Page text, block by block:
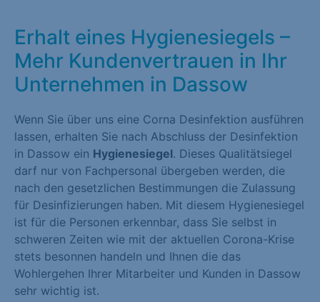
Erhalt eines Hygienesiegels –
Mehr Kundenvertrauen in Ihr
Unternehmen in Dassow
Wenn Sie über uns eine Corna Desinfektion ausführen
lassen, erhalten Sie nach Abschluss der Desinfektion
in Dassow ein Hygienesiegel. Dieses Qualitätsiegel
darf nur von Fachpersonal übergeben werden, die
nach den gesetzlichen Bestimmungen die Zulassung
für Desinfizierungen haben. Mit diesem Hygienesiegel
ist für die Personen erkennbar, dass Sie selbst in
schweren Zeiten wie mit der aktuellen Corona-Krise
stets besonnen handeln und Ihnen die das
Wohlergehen Ihrer Mitarbeiter und Kunden in Dassow
sehr wichtig ist.